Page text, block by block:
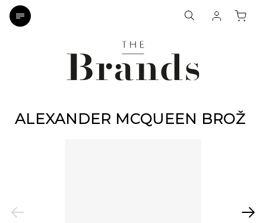
ALEXANDER MCQUEEN BROŽ
Previous Next